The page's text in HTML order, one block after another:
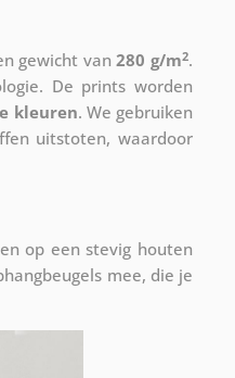
gewicht van280 g/m2.
De prints worden
kleuren. We gebruiken
uitstoten, waardoor
op een stevig houten
mee, die je